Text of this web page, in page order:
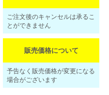
ご注文後のキャンセルは承るこ
とができません
販売価格について
予告なく販売価格が変更になる
場合がございます